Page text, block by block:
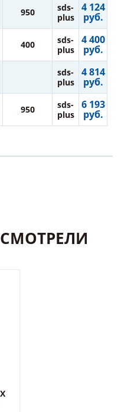
950
sds-
plus
4 124
руб.
400
sds-
plus
4 400
руб.
sds-
plus
4 814
руб.
950
sds-
plus
6 193
руб.